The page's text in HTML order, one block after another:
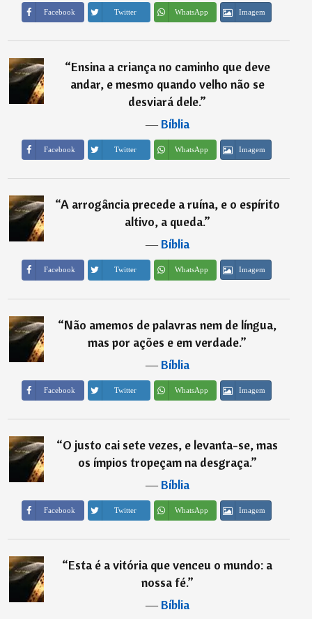
Facebook Twitter WhatsApp Imagem
“Ensina a criança no caminho que deve
andar, e mesmo quando velho não se
desviará dele.”
―Bíblia
Facebook Twitter WhatsApp Imagem
“A arrogância precede a ruína, e o espírito
altivo, a queda.”
―Bíblia
Facebook Twitter WhatsApp Imagem
“Não amemos de palavras nem de língua,
mas por ações e em verdade.”
―Bíblia
Facebook Twitter WhatsApp Imagem
“O justo cai sete vezes, e levanta-se, mas
os ímpios tropeçam na desgraça.”
―Bíblia
Facebook Twitter WhatsApp Imagem
“Esta é a vitória que venceu o mundo: a
nossa fé.”
―Bíblia